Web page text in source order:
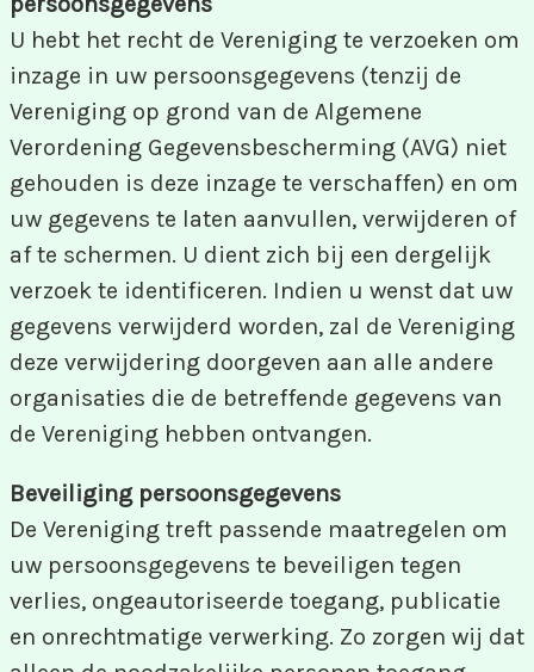
U hebt het recht de Vereniging te verzoeken om
inzage in uw persoonsgegevens (tenzij de
Vereniging op grond van de Algemene
Verordening Gegevensbescherming (AVG) niet
gehouden is deze inzage te verschaffen) en om
uw gegevens te laten aanvullen, verwijderen of
af te schermen. U dient zich bij een dergelijk
verzoek te identificeren. Indien u wenst dat uw
gegevens verwijderd worden, zal de Vereniging
deze verwijdering doorgeven aan alle andere
organisaties die de betreffende gegevens van
de Vereniging hebben ontvangen.
Beveiliging persoonsgegevens
De Vereniging treft passende maatregelen om
uw persoonsgegevens te beveiligen tegen
verlies, ongeautoriseerde toegang, publicatie
en onrechtmatige verwerking. Zo zorgen wij dat